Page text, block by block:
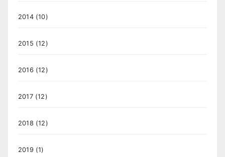
2014(10)
2015 (12)
2016 (12)
2017(12)
2018 (12)
2019 (1)